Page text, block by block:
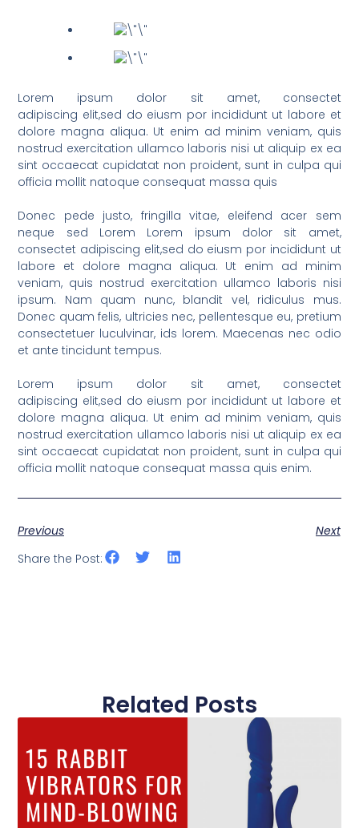
Lorem ipsum dolor sit amet, consectet
adipiscing elit,sed do eiusm por incididunt ut labore et
dolore magna aliqua. Ut enim ad minim veniam, quis
nostrud exercitation ullamco laboris nisi ut aliquip ex ea
sint occaecat cupidatat non proident, sunt in culpa qui
officia mollit natoque consequat massa quis
Donec pede justo, fringilla vitae, eleifend acer sem
neque sed Lorem Lorem ipsum dolor sit amet,
consectet adipiscing elit,sed do eiusm por incididunt ut
labore et dolore magna aliqua. Ut enim ad minim
veniam, quis nostrud exercitation ullamco laboris nisi
ipsum. Nam quam nunc, blandit vel, ridiculus mus.
Donec quam felis, ultricies nec, pellentesque eu, pretium
consectetuer luculvinar, ids lorem. Maecenas nec odio
et ante tincidunt tempus.
Lorem ipsum dolor sit amet, consectet
adipiscing elit,sed do eiusm por incididunt ut labore et
dolore magna aliqua. Ut enim ad minim veniam, quis
nostrud exercitation ullamco laboris nisi ut aliquip ex ea
sint occaecat cupidatat non proident, sunt in culpa qui
officia mollit natoque consequat massa quis enim.
Previous
Next
Share the Post:
Related Posts